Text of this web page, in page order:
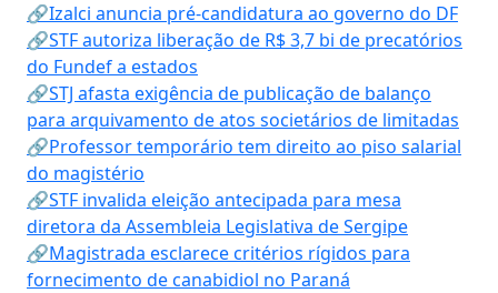
🔗Izalci anuncia pré-candidatura ao governo do DF
🔗STF autoriza liberação de R$ 3,7 bi de precatórios
do Fundef a estados
🔗STJ afasta exigência de publicação de balanço
para arquivamento de atos societários de limitadas
🔗Professor temporário tem direito ao piso salarial
do magistério
🔗STF invalida eleição antecipada para mesa
diretora da Assembleia Legislativa de Sergipe
🔗Magistrada esclarece critérios rígidos para
fornecimento de canabidiol no Paraná